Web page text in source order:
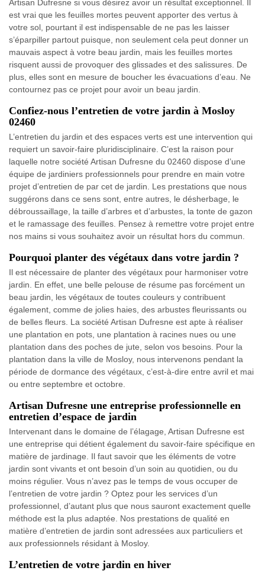
Artisan Dufresne si vous désirez avoir un résultat exceptionnel. Il
est vrai que les feuilles mortes peuvent apporter des vertus à
votre sol, pourtant il est indispensable de ne pas les laisser
s’éparpiller partout puisque, non seulement cela peut donner un
mauvais aspect à votre beau jardin, mais les feuilles mortes
risquent aussi de provoquer des glissades et des salissures. De
plus, elles sont en mesure de boucher les évacuations d’eau. Ne
contournez pas ce projet pour avoir un beau jardin.
Confiez-nous l’entretien de votre jardin à Mosloy
02460
L’entretien du jardin et des espaces verts est une intervention qui
requiert un savoir-faire pluridisciplinaire. C’est la raison pour
laquelle notre société Artisan Dufresne du 02460 dispose d’une
équipe de jardiniers professionnels pour prendre en main votre
projet d’entretien de par cet de jardin. Les prestations que nous
suggérons dans ce sens sont, entre autres, le désherbage, le
débroussaillage, la taille d’arbres et d’arbustes, la tonte de gazon
et le ramassage des feuilles. Pensez à remettre votre projet entre
nos mains si vous souhaitez avoir un résultat hors du commun.
Pourquoi planter des végétaux dans votre jardin ?
Il est nécessaire de planter des végétaux pour harmoniser votre
jardin. En effet, une belle pelouse de résume pas forcément un
beau jardin, les végétaux de toutes couleurs y contribuent
également, comme de jolies haies, des arbustes fleurissants ou
de belles fleurs. La société Artisan Dufresne est apte à réaliser
une plantation en pots, une plantation à racines nues ou une
plantation dans des poches de jute, selon vos besoins. Pour la
plantation dans la ville de Mosloy, nous intervenons pendant la
période de dormance des végétaux, c’est-à-dire entre avril et mai
ou entre septembre et octobre.
Artisan Dufresne une entreprise professionnelle en
entretien d’espace de jardin
Intervenant dans le domaine de l’élagage, Artisan Dufresne est
une entreprise qui détient également du savoir-faire spécifique en
matière de jardinage. Il faut savoir que les éléments de votre
jardin sont vivants et ont besoin d’un soin au quotidien, ou du
moins régulier. Vous n’avez pas le temps de vous occuper de
l’entretien de votre jardin ? Optez pour les services d’un
professionnel, d’autant plus que nous sauront exactement quelle
méthode est la plus adaptée. Nos prestations de qualité en
matière d’entretien de jardin sont adressées aux particuliers et
aux professionnels résidant à Mosloy.
L’entretien de votre jardin en hiver